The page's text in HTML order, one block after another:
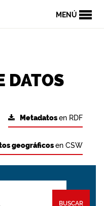
MENÚ
DATOS
Metadatosen RDF
geográficosen CSW
BUSCAR